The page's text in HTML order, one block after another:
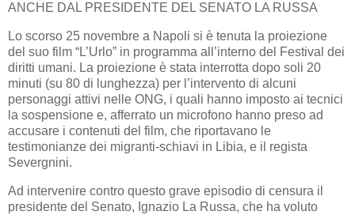
ANCHE DAL PRESIDENTE DEL SENATO LA RUSSA
Lo scorso 25 novembre a Napoli si è tenuta la proiezione
del suo film “L’Urlo” in programma all’interno del Festival dei
diritti umani. La proiezione è stata interrotta dopo soli 20
minuti (su 80 di lunghezza) per l’intervento di alcuni
personaggi attivi nelle ONG, i quali hanno imposto ai tecnici
la sospensione e, afferrato un microfono hanno preso ad
accusare i contenuti del film, che riportavano le
testimonianze dei migranti-schiavi in Libia, e il regista
Severgnini.
Ad intervenire contro questo grave episodio di censura il
presidente del Senato, Ignazio La Russa, che ha voluto